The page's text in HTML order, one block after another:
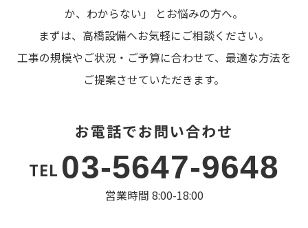
か、わからない」 とお悩みの方へ。
まずは、高橋設備へお気軽にご相談ください。
工事の規模やご状況・ご予算に合わせて、最適な方法を
ご提案させていただきます。
お電話でお問い合わせ
TEL 03-5647-9648
営業時間 8:00-18:00